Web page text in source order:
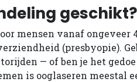
geschikt?
mensen vanaf ongeveer
(presbyopie).
— of ben je het
is ooglaseren meestal